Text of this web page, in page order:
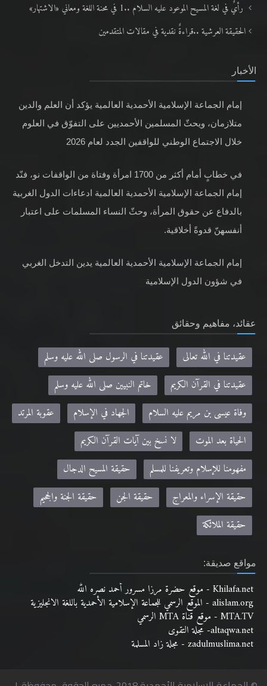
رأيٌ في لغة المسيح الموعود عليه السلام ..1 في محنة اللغة ومعاني «الاشتهار»
الحقيقة العرشية ..قراءةٌ نقدية في مقالات المتقدمين
الأخبار
إمام الجماعة الإسلامية الأحمدية العالمية يؤكد أن العلم والدين
متلازمان، ويحثّ المسلمين الأحمديين على التفوّق في العلوم
خلال الاجتماع الوطني للواقفين الجدد لعام 2026
في خطابٍ أمام أكثر من 1700 امرأة وفتاة من الواقفات نو، فنّد
إمام الجماعة الإسلامية الأحمدية العالمية ادعاءات الدول الغربية
بالدفاع عن حقوق المرأة، وحثّ النساء المسلمات على اعتبار
أنفسهنّ قدوةً أخلاقية.
إمام الجماعة الإسلامية الأحمدية العالمية يدين التدخل الغربي
في شؤون الدول الإسلامية
عقائد، مفاهيم وحقائق
عقيدتنا في الله تعالى
عقيدتنا في الرسول صلى الله عليه وسلم
عقيدتنا في القرآن الكريم
خاتم النبيين صلى الله عليه وسلم
وفاة عيسى بن مريم عليه السلام
الجهاد في الإسلام
عقوبة المرتد
الحياة بعد الموت
لا نسخ بين آيات القرآن الكريم
مفهومنا للإسلام وتعريفنا للمسلم
حقيقة المسيح الدجال
حقيقة الإسراء والمعراج
حقيقة الجن
حقيقة الجنة والجحيم
حقيقة الملائكة
مواقع صديقة:
Khilafa.net - موقع حضرة مرزا مسرور أحمد نصره الله
alislam.org - الموقع الرسمي للجماعة الإسلامية الأحمدية باللغة الانجليزية
MTA.TV - موقع قناة MTA الرسمي
altaqwa.net- مجلة التقوى
zadulmuslima.net - مجلة زاد المسلمة